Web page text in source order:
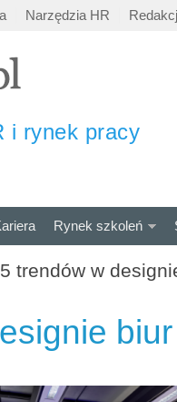
Narzędzia HR
i rynek pracy
Rynek szkoleń
5 trendów w